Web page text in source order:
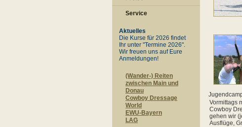
Service
Aktuelles
Die Kurse für 2026 findet
Ihr unter "Termine 2026".
Wir freuen uns auf Eure
Anmeldungen!
(Wander-) Reiten
zwischen Main und
Donau
Cowboy Dressage
World
EWU-Bayern
LAG
Vormittags
Cowboy
gehen wir
Ausflüge,